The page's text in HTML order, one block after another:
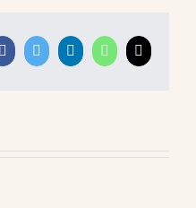
Facebook
TwitterLinkedInWhatsApp
Correo
electrónico